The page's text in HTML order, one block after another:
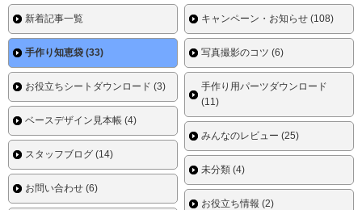
新着記事一覧 キャンペーン・お知らせ (108)
手作り知恵袋 (33) 写真撮影のコツ (6)
お役立ちシートダウンロード (3)
手作り用パーツダウンロード
(11)
ベースデザイン見本帳 (4)
みんなのレビュー (25)
スタッフブログ (14)
未分類 (4)
お問い合わせ (6)
お役立ち情報 (2)